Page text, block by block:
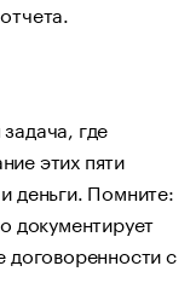
где
этих пяти
деньги. Помните:
документирует
договоренности с